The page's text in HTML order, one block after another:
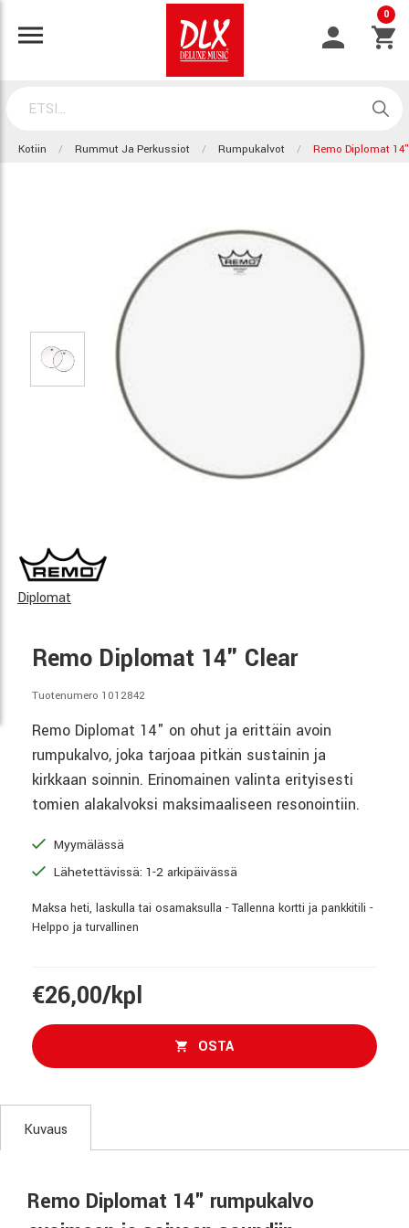
0
Kotiin Rummut Ja Perkussiot Rumpukalvot Remo Diplomat
Diplomat
Remo Diplomat 14" Clear
Tuotenumero 1012842
Remo Diplomat 14" on ohut ja erittäin avoin
rumpukalvo, joka tarjoaa pitkän sustainin ja
kirkkaan soinnin. Erinomainen valinta erityisesti
tomien alakalvoksi maksimaaliseen resonointiin.
Myymälässä
Lähetettävissä: 1-2 arkipäivässä
Maksa heti, laskulla tai osamaksulla - Tallenna kortti ja pankkitili -
Helppo ja turvallinen
€26,00/kpl
OSTA
Kuvaus
Remo Diplomat 14" rumpukalvo